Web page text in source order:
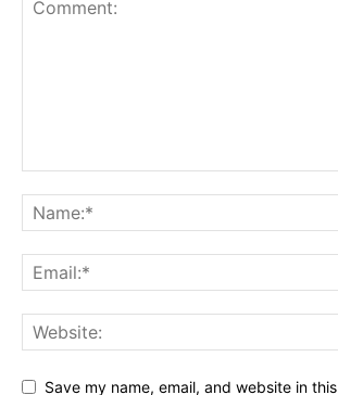
Save my name, email, and website in